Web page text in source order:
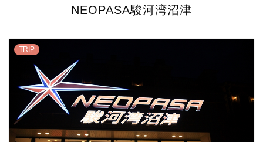
NEOPASA駿河湾沼津
TRIP